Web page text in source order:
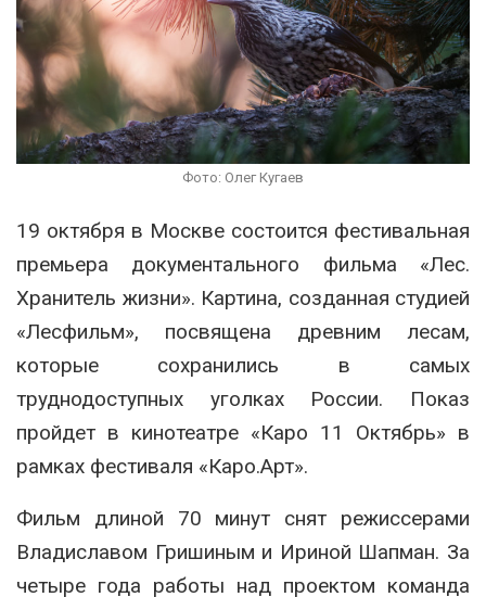
Фото: Олег Кугаев
19 октября в Москве состоится фестивальная
премьера документального фильма «Лес.
Хранитель жизни». Картина, созданная студией
«Лесфильм», посвящена древним лесам,
которые сохранились в самых
труднодоступных уголках России. Показ
пройдет в кинотеатре «Каро 11 Октябрь» в
рамках фестиваля «Каро.Арт».
Фильм длиной 70 минут снят режиссерами
Владиславом Гришиным и Ириной Шапман. За
четыре года работы над проектом команда